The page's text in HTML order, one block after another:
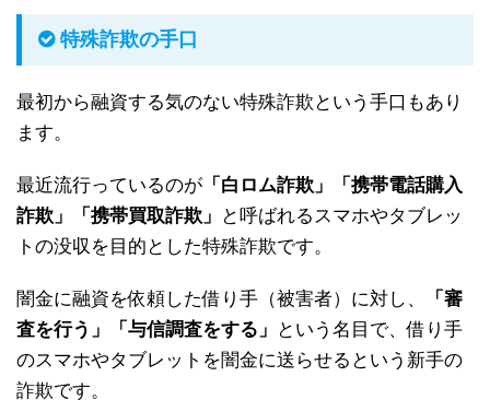
特殊詐欺の手口
最初から融資する気のない特殊詐欺という手口もあり
ます。
最近流行っているのが 「白ロム詐欺」「携帯電話購入
詐欺」「携帯買取詐欺」
と呼ばれるスマホやタブレッ
トの没収を目的とした特殊詐欺です。
闇金に融資を依頼した借り手（被害者）に対し、
「審
査を行う」「与信調査をする」
という名目で、借り手
のスマホやタブレットを闇金に送らせるという新手の
詐欺です。